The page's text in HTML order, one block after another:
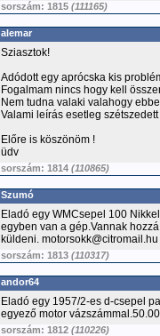
sorszám: 1815 (111165)
alemar
Sziasztok!
Adódott egy aprócska kis
Fogalmam nincs hogy kell
Nem tudna valaki valahogy
Valami leírás esetleg
Előre is köszönöm !
üdv
sorszám: 1814 (110865)
Szumó
Eladó egy WMCsepel 100
egyben van a gép.Vannak
küldeni.
sorszám: 1813 (110317)
andor64
Eladó egy 1957/2-es d-csepel
egyező motor
sorszám: 1812 (110226)